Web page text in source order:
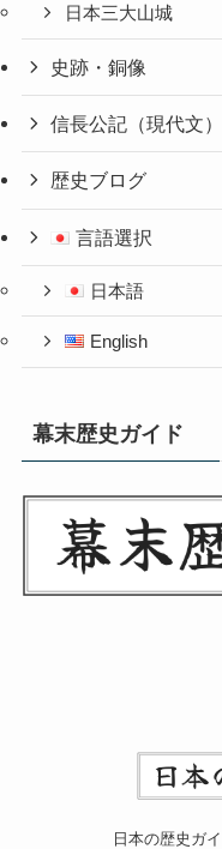
日本三大山城
史跡・銅像
信長公記（現代文）
歴史ブログ
言語選択
日本語
English
幕末歴史ガイド
日本の歴史ガ